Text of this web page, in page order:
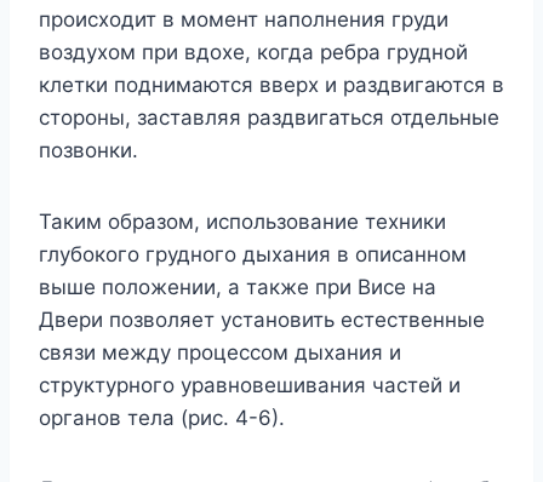
происходит в момент наполнения груди
воздухом при вдохе, когда ребра грудной
клетки поднимаются вверх и раздвигаются в
стороны, заставляя раздвигаться отдельные
позвонки.
Таким образом, использование техники
глубокого грудного дыхания в описанном
выше положении, а также при Висе на
Двери позволяет установить естественные
связи между процессом дыхания и
структурного уравновешивания частей и
органов тела (рис. 4-6).